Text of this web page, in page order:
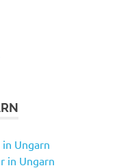
Ungarn
in Ungarn